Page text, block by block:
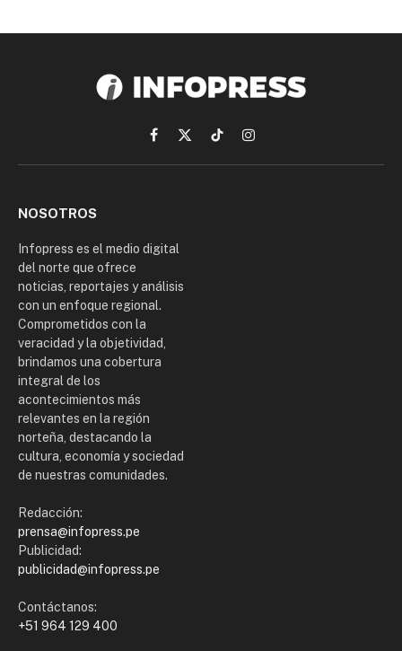
Facebook
X
(Twitter)
TikTokInstagram
NOSOTROS
Infopress es el medio digital
del norte que ofrece
noticias, reportajes y análisis
con un enfoque regional.
Comprometidos con la
veracidad y la objetividad,
brindamos una cobertura
integral de los
acontecimientos más
relevantes en la región
norteña, destacando la
cultura, economía y sociedad
de nuestras comunidades.
Redacción:
prensa@infopress.pe
Publicidad:
publicidad@infopress.pe
Contáctanos:
+51 964 129 400